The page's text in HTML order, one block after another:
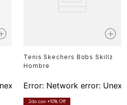
token T in JSON at
Tenis Skechers Bobs Skillz
Hombre
Error: Network error:
2do con +10% Off